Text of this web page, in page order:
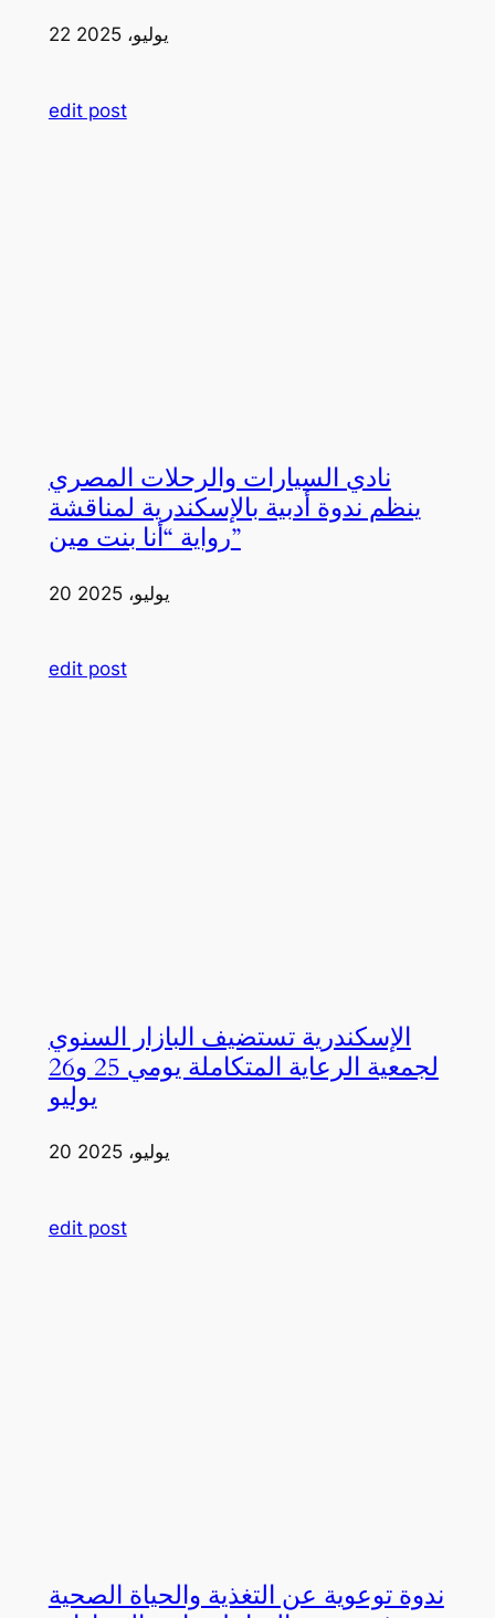
22 يوليو، 2025
edit post
نادي السيارات والرحلات المصري
ينظم ندوة أدبية بالإسكندرية لمناقشة
رواية “أنا بنت مين”
20 يوليو، 2025
edit post
الإسكندرية تستضيف البازار السنوي
لجمعية الرعاية المتكاملة يومي 25 و26
يوليو
20 يوليو، 2025
edit post
ندوة توعوية عن التغذية والحياة الصحية